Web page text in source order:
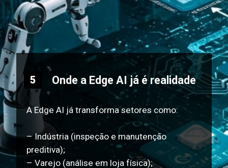
Onde a Edge AI já é realidade
A Edge AI já transforma setores como:
– Indústria (inspeção e manutenção
preditiva);
– Varejo (análise em loja física);
5